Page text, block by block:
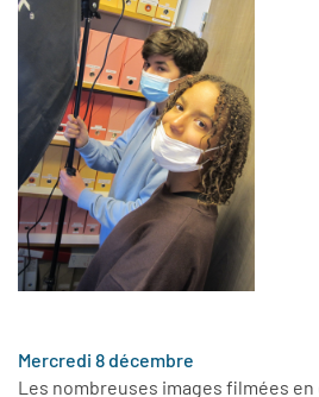
Mercredi 8 décembre
Les nombreuses images filmées